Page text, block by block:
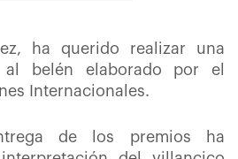
ha querido realizar una
al belén elaborado por el
Internacionales.
de los premios ha